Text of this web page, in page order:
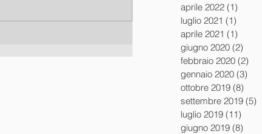
aprile 2022 (1)
luglio 2021 (1)
aprile 2021 (1)
giugno 2020 (2)
febbraio 2020 (2)
gennaio 2020 (3)
ottobre 2019 (8)
settembre 2019 (5)
luglio 2019 (11)
giugno 2019 (8)